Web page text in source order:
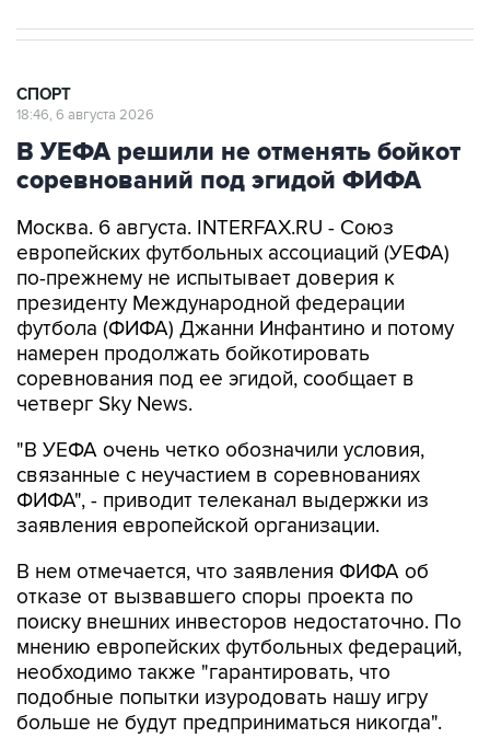
СПОРТ
18:46, 6 августа 2026
В УЕФА решили не отменять бойкот
соревнований под эгидой ФИФА
Москва. 6 августа. INTERFAX.RU - Союз
европейских футбольных ассоциаций (УЕФА)
по-прежнему не испытывает доверия к
президенту Международной федерации
футбола (ФИФА) Джанни Инфантино и потому
намерен продолжать бойкотировать
соревнования под ее эгидой, сообщает в
четверг Sky News.
"В УЕФА очень четко обозначили условия,
связанные с неучастием в соревнованиях
ФИФА", - приводит телеканал выдержки из
заявления европейской организации.
В нем отмечается, что заявления ФИФА об
отказе от вызвавшего споры проекта по
поиску внешних инвесторов недостаточно. По
мнению европейских футбольных федераций,
необходимо также "гарантировать, что
подобные попытки изуродовать нашу игру
больше не будут предприниматься никогда".